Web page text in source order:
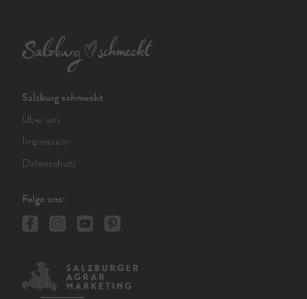
Salzburg schmeckt
Über uns
Impressum
Datenschutz
Folge uns: